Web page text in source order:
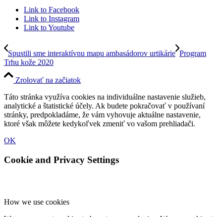
Link to Facebook
Link to Instagram
Link to Youtube
Spustili sme interaktívnu mapu ambasádorov urtikárie Program
Trhu kože 2020
Zrolovať na začiatok
Táto stránka využíva cookies na individuálne nastavenie služieb,
analytické a štatistické účely. Ak budete pokračovať v používaní
stránky, predpokladáme, že vám vyhovuje aktuálne nastavenie,
ktoré však môžete kedykoľvek zmeniť vo vašom prehliadači.
OK
Cookie and Privacy Settings
How we use cookies